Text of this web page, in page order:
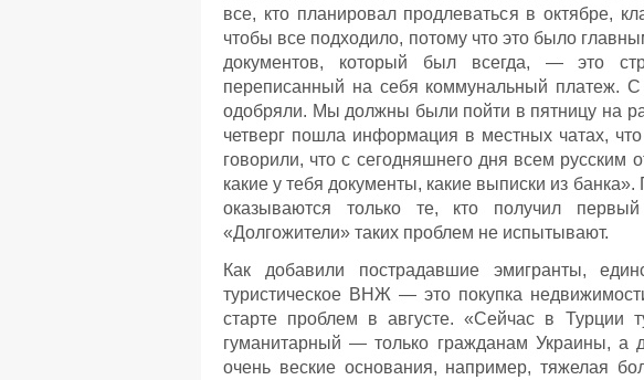
все, кто планировал продлеваться в октябре,
чтобы все подходило, потому что это было
документов, который был всегда, — это
переписанный на себя коммунальный платеж.
одобряли. Мы должны были пойти в пятницу на
четверг пошла информация в местных чатах,
говорили, что с сегодняшнего дня всем русским
какие у тебя документы, какие выписки из
оказываются только те, кто получил
«Долгожители» таких проблем не испытывают.
Как добавили пострадавшие эмигранты,
туристическое ВНЖ — это покупка
старте проблем в августе. «Сейчас в Турции
гуманитарный — только гражданам Украины,
очень веские основания, например, тяжелая